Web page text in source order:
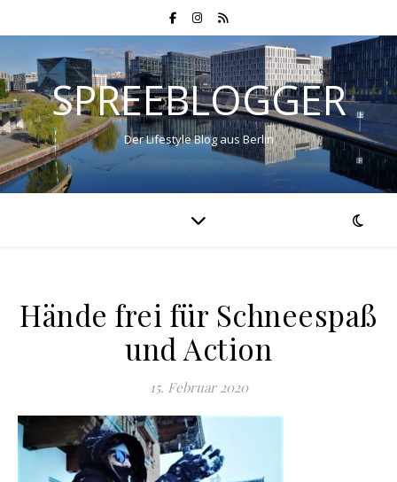
SPREEBLOGGER
Der Lifestyle Blog aus Berlin
Hände frei für Schneespaß
und Action
15. Februar 2020